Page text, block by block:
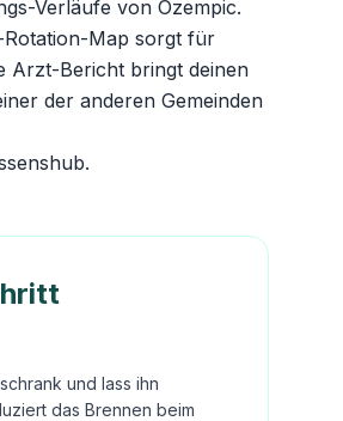
Verläufe von Ozempic.
Rotation-Map sorgt für
Arzt-Bericht bringt deinen
der anderen Gemeinden
.
und lass ihn
das Brennen beim